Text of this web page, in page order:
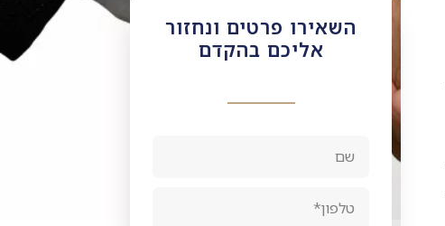
השאירו פרטים ונחזור
אליכם בהקדם